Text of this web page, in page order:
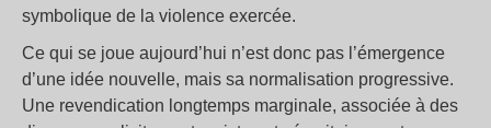
symbolique de la violence exercée.
Ce qui se joue aujourd’hui n’est donc pas l’émergence
d’une idée nouvelle, mais sa normalisation progressive.
Une revendication longtemps marginale, associée à des